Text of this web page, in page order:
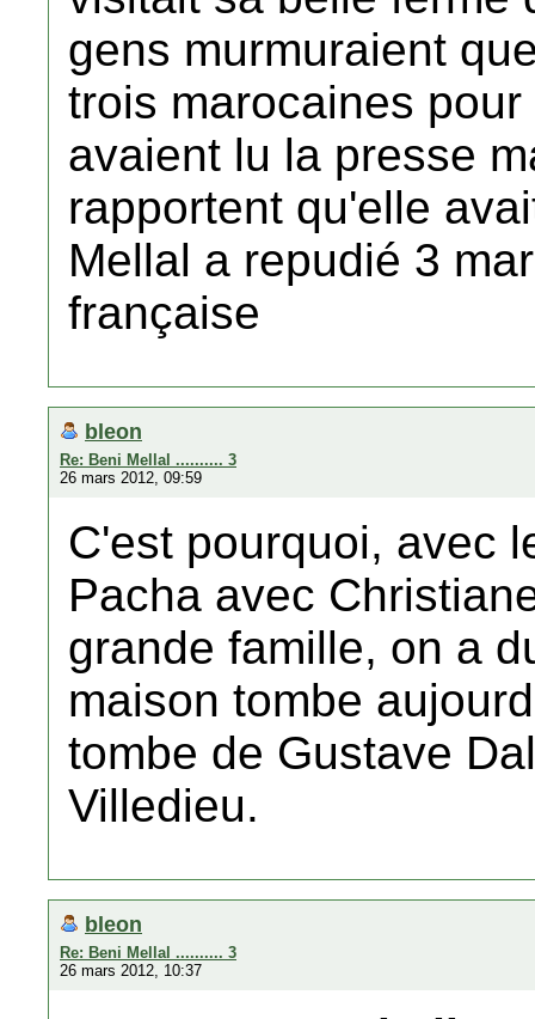
gens murmuraient
trois marocaines
avaient lu la presse
rapportent qu'elle
Mellal a repudié 3
française
bleon
Re: Beni Mellal .......... 3
26 mars 2012, 09:59
C'est pourquoi, avec
Pacha avec
grande famille, on a
maison tombe
tombe de Gustave
Villedieu.
bleon
Re: Beni Mellal .......... 3
26 mars 2012, 10:37